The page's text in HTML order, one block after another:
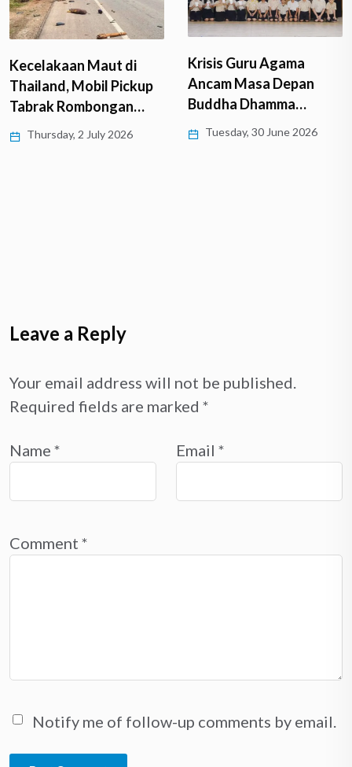
Kecelakaan Maut di
Thailand, Mobil Pickup
Tabrak Rombongan…
Thursday, 2 July 2026
Krisis Guru Agama
Ancam Masa Depan
Buddha Dhamma…
Tuesday, 30 June 2026
Leave a Reply
Your email address will not be published.
Required fields are marked *
Name * Email *
Comment *
Notify me of follow-up comments by email.